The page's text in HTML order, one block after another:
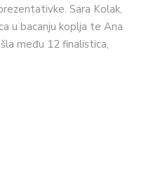
Sara Kolak,
u bacanju koplja te Ana
među 12 finalistica,